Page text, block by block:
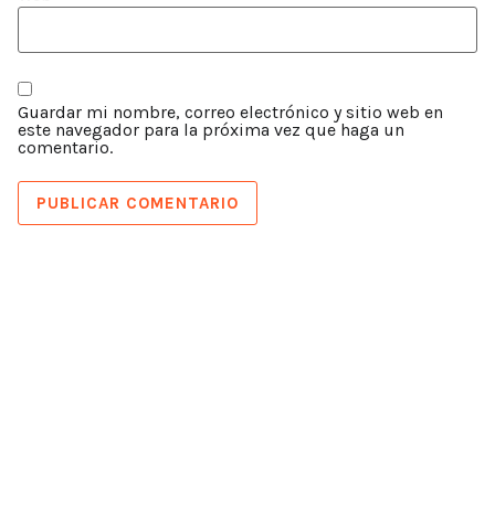
Guardar mi nombre, correo electrónico y sitio web en
este navegador para la próxima vez que haga un
comentario.